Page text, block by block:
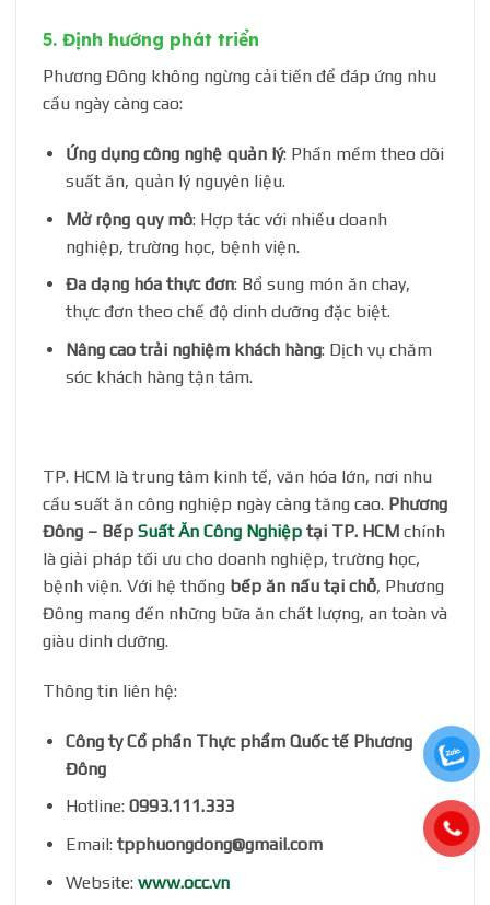
5. Định hướng phát triển
Phương Đông không ngừng cải tiến để đáp ứng nhu
cầu ngày càng cao:
Ứng dụng công nghệ quản lý: Phần mềm theo dõi
suất ăn, quản lý nguyên liệu.
Mở rộng quy mô: Hợp tác với nhiều doanh
nghiệp, trường học, bệnh viện.
Đa dạng hóa thực đơn: Bổ sung món ăn chay,
thực đơn theo chế độ dinh dưỡng đặc biệt.
Nâng cao trải nghiệm khách hàng: Dịch vụ chăm
sóc khách hàng tận tâm.
TP. HCM là trung tâm kinh tế, văn hóa lớn, nơi nhu
cầu suất ăn công nghiệp ngày càng tăng cao. Phương
Đông – Bếp Suất Ăn Công Nghiệp tại TP. HCM chính
là giải pháp tối ưu cho doanh nghiệp, trường học,
bệnh viện. Với hệ thống bếp ăn nấu tại chỗ, Phương
Đông mang đến những bữa ăn chất lượng, an toàn và
giàu dinh dưỡng.
Thông tin liên hệ:
Công ty Cổ phần Thực phẩm Quốc tế Phương
Đông
Hotline: 0993.111.333
Email: tpphuongdong@gmail.com
Website: www.occ.vn